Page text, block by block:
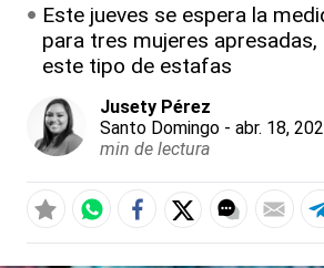
Este jueves se espera la
para tres mujeres apresadas,
este tipo de estafas
Jusety Pérez
Santo Domingo - abr. 18,
min de lectura